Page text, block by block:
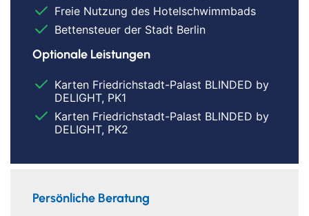
Freie Nutzung des Hotelschwimmbads
Bettensteuer der Stadt Berlin
Optionale Leistungen
Karten Friedrichstadt-Palast BLINDED by
DELIGHT, PK1
Karten Friedrichstadt-Palast BLINDED by
DELIGHT, PK2
Persönliche Beratung